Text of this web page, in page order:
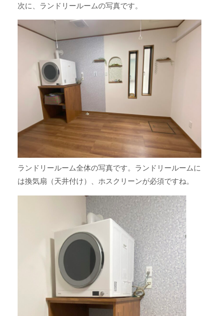
次に、ランドリールームの写真です。
ランドリールーム全体の写真です。ランドリールームに
は換気扇（天井付け）、ホスクリーンが必須ですね。